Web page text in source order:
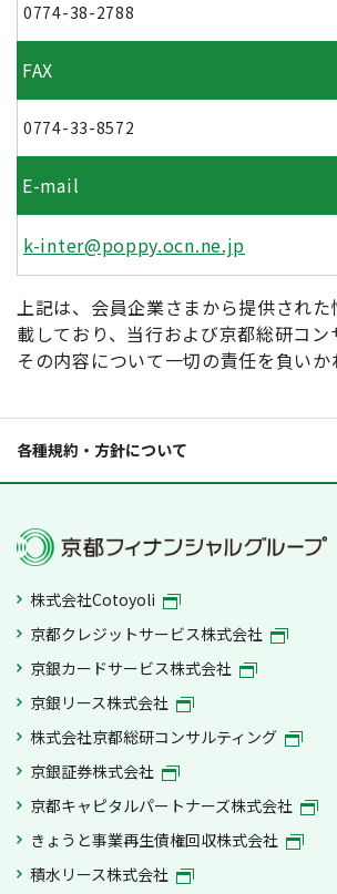
0774-38-2788
FAX
0774-33-8572
E-mail
k-inter@poppy.ocn.ne.jp
上記は、会員企業さまから提供され
載しており、当行および京都総研コン
その内容について一切の責任を負いか
各種規約・方針について
株式会社Cotoyoli
京都クレジットサービス株式会社
京銀カードサービス株式会社
京銀リース株式会社
株式会社京都総研コンサルティング
京銀証券株式会社
京都キャピタルパートナーズ株式会社
きょうと事業再生債権回収株式会社
積水リース株式会社